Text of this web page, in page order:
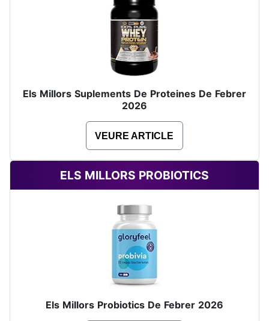
Els Millors Suplements De Proteines De Febrer
2026
VEURE ARTICLE
ELS MILLORS PROBIOTICS
Els Millors Probiotics De Febrer 2026